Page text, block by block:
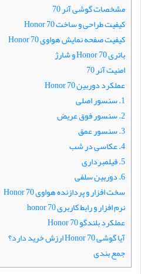
ا
ی
م
ی
مشخصات گوشی آنر 70
کیفیت طراحی و ساخت Honor 70
کیفیت صفحه نمایش هواوی Honor 70
باتری Honor 70 و شارژ
امنیت آنر 70
عملکرد دوربین Honor 70
1. سنسور اصلی
2. سنسور فوق عریض
3. سنسور عمق
4. عکاسی در شب
5. فیلمبرداری
6. دوربین سلفی
سخت افزار و پردازنده هواوی Honor 70
نرم افزار و رابط کاربری honor 70
عملکرد بلندگو Honor 70
آیا گوشی Honor 70 ارزش خرید دارد؟
جمع بندی